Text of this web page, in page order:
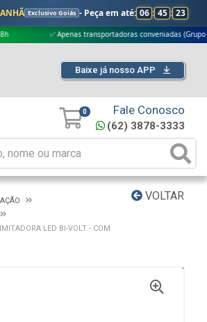
Exclusivo Goiás - Peça em até: 06 : 45 : 22
✅ Apenas transportadoras conveniadas (Grupo G5)
Baixe já nosso APP
0 Fale Conosco
(62) 3878-3333
VOLTAR
LED BI-VOLT - COM